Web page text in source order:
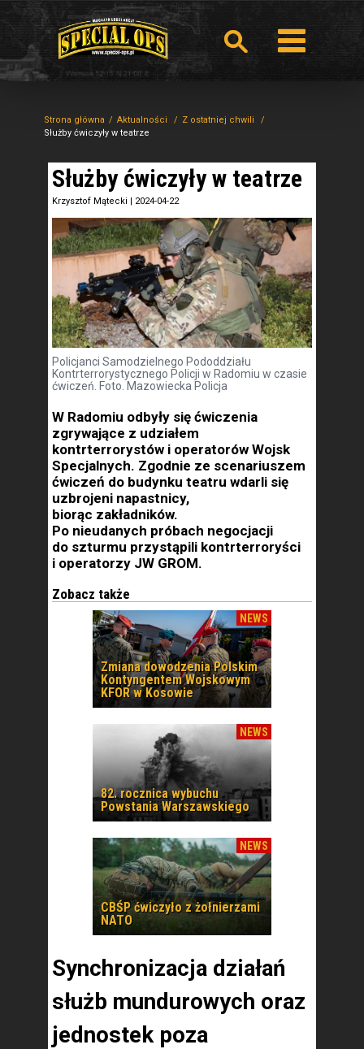
Strona główna Aktualności
Z ostatniej chwili
Służby ćwiczyły w teatrze
Służby ćwiczyły w teatrze
Krzysztof Mątecki | 2024-04-22
Policjanci Samodzielnego Pododdziału
Kontrterrorystycznego Policji w Radomiu w czasie
ćwiczeń. Foto. Mazowiecka Policja
W Radomiu odbyły się ćwiczenia
zgrywające z udziałem
kontrterrorystów i operatorów Wojsk
Specjalnych. Zgodnie ze scenariuszem
ćwiczeń do budynku teatru wdarli się
uzbrojeni napastnicy,
biorąc zakładników.
Po nieudanych próbach negocjacji
do szturmu przystąpili kontrterroryści
i operatorzy JW GROM.
Zobacz także
NEWS
Zmiana dowodzenia Polskim
Kontyngentem Wojskowym
KFOR w Kosowie
NEWS
82. rocznica wybuchu
Powstania Warszawskiego
NEWS
CBŚP ćwiczyło z żołnierzami
NATO
Synchronizacja działań
służb mundurowych oraz
jednostek poza